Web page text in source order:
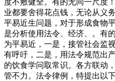
业都要舍得花点钱，无论从义
平易近生问题，对于形成食物
是分析使用法令、经济、。有
为平易近，一是，接管社会监
有呼吁，二是，用法令规范出
的饮食学问取常识。各方联动
管不力。法令律例，特提出以